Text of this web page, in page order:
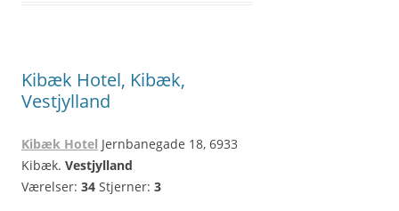
Kibæk Hotel, Kibæk,
Vestjylland
Kibæk Hotel Jernbanegade 18, 6933
Kibæk. Vestjylland
Værelser: 34 Stjerner: 3